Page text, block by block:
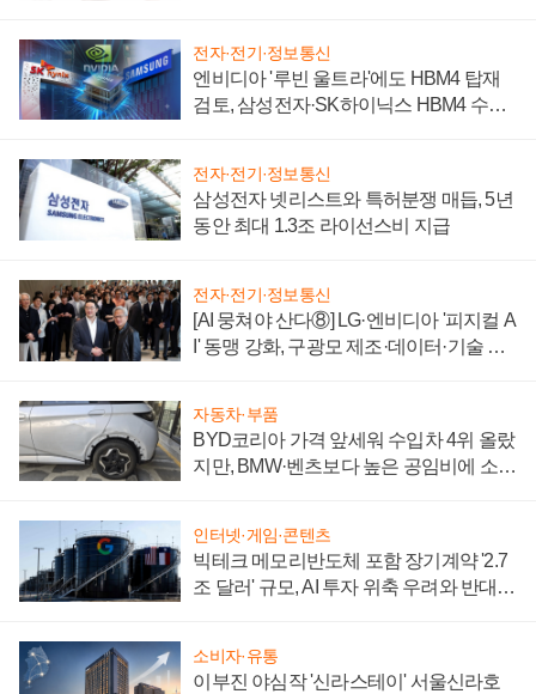
전자·전기·정보통신
엔비디아 '루빈 울트라'에도 HBM4 탑재
검토, 삼성전자·SK하이닉스 HBM4 수율
전자·전기·정보통신
삼성전자 넷리스트와 특허분쟁 매듭, 5년
동안 최대 1.3조 라이선스비 지급
전자·전기·정보통신
[AI 뭉쳐야 산다⑧] LG·엔비디아 '피지컬 A
I' 동맹 강화, 구광모 제조·데이터·기술 결
자동차·부품
BYD코리아 가격 앞세워 수입차 4위 올랐
지만, BMW·벤츠보다 높은 공임비에 소비
인터넷·게임·콘텐츠
빅테크 메모리반도체 포함 장기계약 '2.7
조 달러' 규모, AI 투자 위축 우려와 반대
소비자·유통
이부진 야심작 '신라스테이' 서울신라호